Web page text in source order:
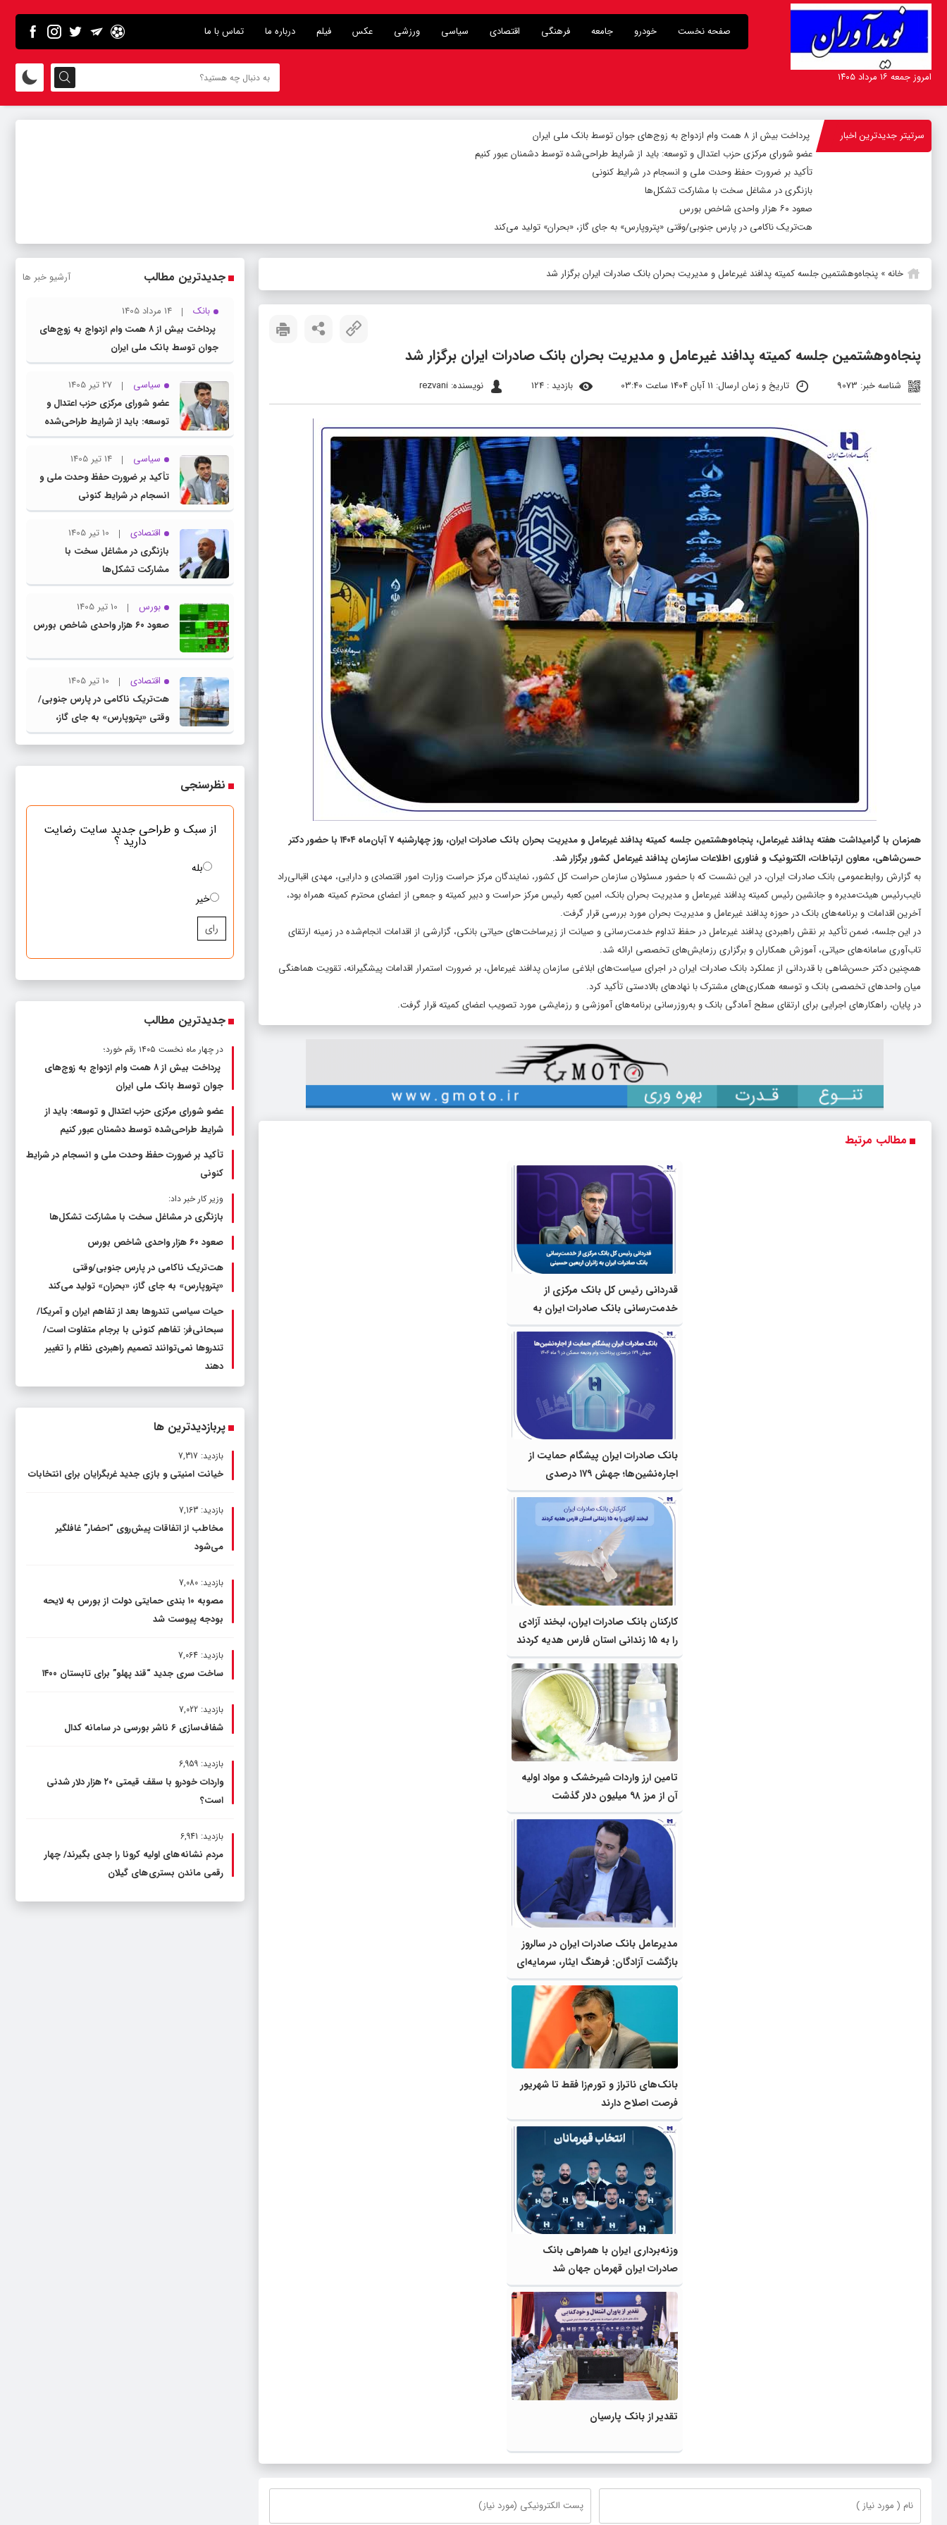
صفحه نخست خودرو جامعه فرهنگی اقتصادی سیاسی ورزشی عکس فیلم درباره ما تماس با ما
امروز جمعه ۱۶ مرداد ۱۴۰۵
سرتیتر جدیدترین اخبار
پرداخت بیش از ۸ همت وام ازدواج به زوج‌های جوان توسط بانک ملی ایران
عضو شورای مرکزی حزب اعتدال و توسعه: باید از شرایط طراحی‌شده توسط دشمنان عبور کنیم
تأکید بر ضرورت حفظ وحدت ملی و انسجام در شرایط کنونی
بازنگری در مشاغل سخت با مشارکت تشکل‌ها
صعود ۶۰ هزار واحدی شاخص بورس
هت‌تریک ناکامی در پارس جنوبی/وقتی «پتروپارس» به جای گاز، «بحران» تولید می‌کند
خانه» پنجاه‌و‌هشتمین جلسه کمیته پدافند غیرعامل و مدیریت بحران بانک صادرات ایران برگزار شد
پنجاه‌و‌هشتمین جلسه کمیته پدافند غیرعامل و مدیریت بحران بانک صادرات ایران برگزار شد
شناسه خبر: 9073 تاریخ و زمان ارسال: 11 آبان 1404 ساعت 03:40 بازدید : 124 نویسنده: rezvani
​همزمان با گرامیداشت هفته پدافند غیرعامل، پنجاه‌و‌هشتمین جلسه کمیته پدافند غیرعامل و مدیریت بحران بانک صادرات ایران، روز چهارشنبه ۷ آبان‌ماه ۱۴۰۴ با حضور دکتر
حسن‌شاهی، معاون ارتباطات، الکترونیک و فناوری اطلاعات سازمان پدافند غیرعامل کشور برگزار شد.
به گزارش روابط‌عمومی بانک صادرات ایران، در این نشست که با حضور مسئولان سازمان حراست کل کشور، نمایندگان مرکز حراست وزارت امور اقتصادی و دارایی، مهدی اقبالی‌راد
نایب‌رئیس هیئت‌مدیره و جانشین رئیس کمیته پدافند غیرعامل و مدیریت بحران بانک، امین کعبه رئیس مرکز حراست و دبیر کمیته و جمعی از اعضای محترم کمیته همراه بود،
آخرین اقدامات و برنامه‌های بانک در حوزه پدافند غیرعامل و مدیریت بحران مورد بررسی قرار گرفت.
در این جلسه، ضمن تأکید بر نقش راهبردی پدافند غیرعامل در حفظ تداوم خدمت‌رسانی و صیانت از زیرساخت‌های حیاتی بانکی، گزارشی از اقدامات انجام‌شده در زمینه ارتقای
تاب‌آوری سامانه‌های حیاتی، آموزش همکاران و برگزاری رزمایش‌های تخصصی ارائه شد.
همچنین دکتر حسن‌شاهی با قدردانی از عملکرد بانک صادرات ایران در اجرای سیاست‌های ابلاغی سازمان پدافند غیرعامل، بر ضرورت استمرار اقدامات پیشگیرانه، تقویت هماهنگی
میان واحدهای تخصصی بانک و توسعه همکاری‌های مشترک با نهادهای بالادستی تأکید کرد.
در پایان، راهکارهای اجرایی برای ارتقای سطح آمادگی بانک و به‌روزرسانی برنامه‌های آموزشی و رزمایشی مورد تصویب اعضای کمیته قرار گرفت.
مطالب مرتبط
قدردانی رئیس کل بانک مرکزی از
خدمت‌رسانی بانک صادرات ایران به
زائران اربعین حسینی
بانک صادرات ایران پیشگام حمایت از
اجاره‌نشین‌ها؛ جهش ۱۷۹ درصدی
پرداخت وام ودیعه مسکن در ۹ ماه 1404
کارکنان بانک صادرات ایران، لبخند آزادی
را به ۱۵ زندانی استان فارس هدیه کردند
تامین ارز واردات شیرخشک و مواد اولیه
آن از مرز ۹۸ میلیون دلار گذشت
مدیرعامل بانک صادرات ایران در سالروز
بازگشت آزادگان: فرهنگ ایثار، سرمایه‌ای
برای خدمت صادقانه به مردم است
بانک‌های ناتراز و تورم‌زا فقط تا شهریور
فرصت اصلاح دارند
وزنه‌برداری ایران با همراهی بانک
صادرات ایران قهرمان جهان شد
تقدیر از بانک پارسیان
جدیدترین مطالب آرشیو خبر ها
بانک
14 مرداد 1405
پرداخت بیش از ۸ همت وام ازدواج به زوج‌های
جوان توسط بانک ملی ایران
سیاسی
27 تیر 1405
عضو شورای مرکزی حزب اعتدال و
توسعه: باید از شرایط طراحی‌شده
توسط دشمنان عبور کنیم
سیاسی
14 تیر 1405
تأکید بر ضرورت حفظ وحدت ملی و
انسجام در شرایط کنونی
اقتصادی
10 تیر 1405
بازنگری در مشاغل سخت با
مشارکت تشکل‌ها
بورس
10 تیر 1405
صعود ۶۰ هزار واحدی شاخص بورس
اقتصادی
10 تیر 1405
هت‌تریک ناکامی در پارس جنوبی/
وقتی «پتروپارس» به جای گاز،
«بحران» تولید می‌کند
نظرسنجی
از سبک و طراحی جدید سایت رضایت
دارید ؟
بله
خیر
رای
جدیدترین مطالب
در چهار ماه نخست ۱۴۰۵ رقم خورد؛
پرداخت بیش از ۸ همت وام ازدواج به زوج‌های
جوان توسط بانک ملی ایران
عضو شورای مرکزی حزب اعتدال و توسعه: باید از
شرایط طراحی‌شده توسط دشمنان عبور کنیم
تأکید بر ضرورت حفظ وحدت ملی و انسجام در شرایط
کنونی
وزیر کار خبر داد:
بازنگری در مشاغل سخت با مشارکت تشکل‌ها
صعود ۶۰ هزار واحدی شاخص بورس
هت‌تریک ناکامی در پارس جنوبی/وقتی
«پتروپارس» به جای گاز، «بحران» تولید می‌کند
حیات سیاسی تندروها بعد از تفاهم ایران و آمریکا/
سبحانی‌فر: تفاهم کنونی با برجام متفاوت است/
تندروها نمی‌توانند تصمیم راهبردی نظام را تغییر
دهند
پربازدیدترین ها
بازدید: 7,317
خیانت امنیتی و بازی جدید غربگرایان برای انتخابات
بازدید: 7,163
مخاطب از اتفاقات پیش‌روی “احضار” غافلگیر
می‌شود
بازدید: 7,080
مصوبه ۱۰ بندی حمایتی دولت از بورس به لایحه
بودجه پیوست شد
بازدید: 7,064
ساخت سری جدید “قند پهلو” برای تابستان ۱۴۰۰
بازدید: 7,022
شفاف‌سازی ۶ ناشر بورسی در سامانه کدال
بازدید: 6,959
واردات خودرو با سقف قیمتی ۲۰ هزار دلار شدنی
است؟
بازدید: 6,941
مردم نشانه های اولیه کرونا را جدی بگیرند/ چهار
رقمی ماندن بستری های گیلان